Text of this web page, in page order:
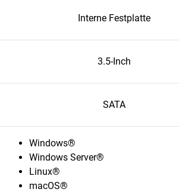
Interne Festplatte
3.5-Inch
SATA
Windows®
Windows Server®
Linux®
macOS®